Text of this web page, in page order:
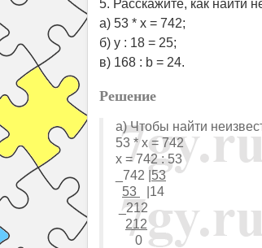
5. Расскажите, как найти
а) 53 * x = 742;
б) y : 18 = 25;
в) 168 : b = 24.
Решение
а) Чтобы найти
53 * x = 742
x = 742 : 53
_742 |53
53
|14
_212
212
0